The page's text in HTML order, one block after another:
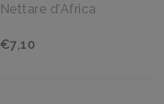
Nettare d'Africa
€7,10